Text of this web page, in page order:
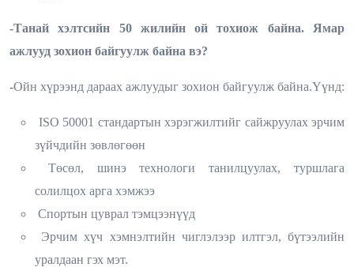
-Танай хэлтсийн 50 жилийн ой тохиож байна. Ямар
ажлууд зохион байгуулж байна вэ?
-Ойн хүрээнд дараах ажлуудыг зохион байгуулж байна.Үүнд:
ISO 50001 стандартын хэрэгжилтийг сайжруулах эрчим
зүйчдийн зөвлөгөөн
Төсөл, шинэ технологи танилцуулах, туршлага
солилцох арга хэмжээ
Спортын цуврал тэмцээнүүд
Эрчим хүч хэмнэлтийн чиглэлээр илтгэл, бүтээлийн
уралдаан гэх мэт.